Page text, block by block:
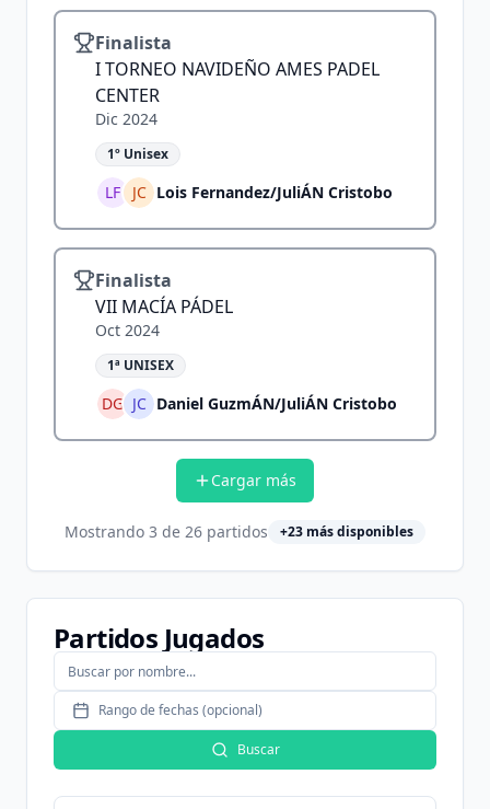
Finalista
I TORNEO NAVIDEÑO AMES PADEL
CENTER
Dic 2024
1º Unisex
LF JC Lois Fernandez/JuliÁN Cristobo
Finalista
VII MACÍA PÁDEL
Oct 2024
1ª UNISEX
DG JC Daniel GuzmÁN/JuliÁN Cristobo
Cargar más
Mostrando 3 de 26 partidos +23 más disponibles
Partidos Jugados
Rango de fechas (opcional)
Buscar